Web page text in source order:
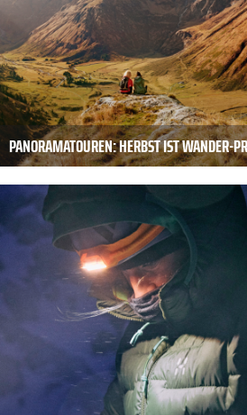
PANORAMATOUREN: HERBST IST WANDER-